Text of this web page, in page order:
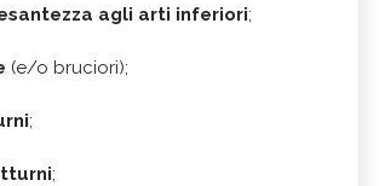
agli arti inferiori;
(e/o bruciori);
;
;